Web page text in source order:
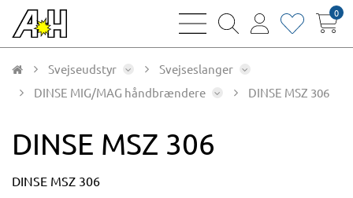
bars
magnifying
user
heart0
Svejseudstyr
Svejseslanger
DINSE MIG/MAG håndbrændere
DINSE MSZ 306
DINSE MSZ 306
DINSE MSZ 306